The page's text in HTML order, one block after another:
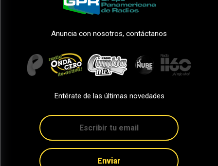
Anuncia con nosotros, contáctanos
Entérate de las últimas novedades
Enviar